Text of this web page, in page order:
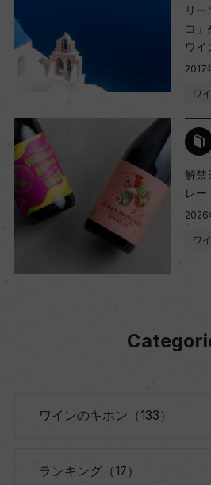
リ
コ」
ワイ
2017
ワ
解禁
レ
2026
ワ
ワインのキホン（133）
ランキング（17）